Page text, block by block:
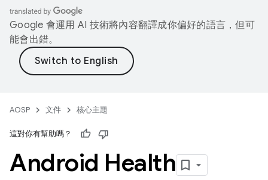
Google 會運用 AI 技術將內容翻譯成你偏好的語言，但可
能會出錯。
AOSP 文件 核心主題
這對你有幫助嗎？
Android Health